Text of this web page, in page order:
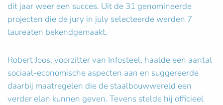
dit jaar weer een succes. Uit de 31 genomineerde
projecten die de jury in july selecteerde werden 7
laureaten bekendgemaakt.
Robert Joos, voorzitter van Infosteel, haalde een aantal
sociaal-economische aspecten aan en suggereerde
daarbij maatregelen die de staalbouwwereld een
verder elan kunnen geven. Tevens stelde hij officieel